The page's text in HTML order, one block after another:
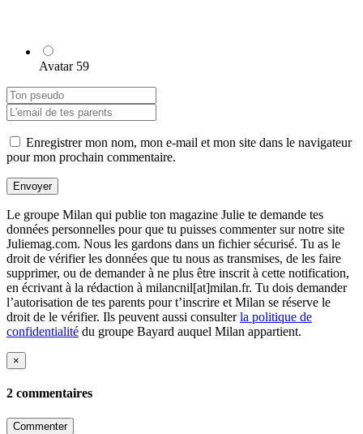
Avatar 59
Enregistrer mon nom, mon e-mail et mon site dans le navigateur
pour mon prochain commentaire.
Envoyer
Le groupe Milan qui publie ton magazine Julie te demande tes
données personnelles pour que tu puisses commenter sur notre site
Juliemag.com. Nous les gardons dans un fichier sécurisé. Tu as le
droit de vérifier les données que tu nous as transmises, de les faire
supprimer, ou de demander à ne plus être inscrit à cette notification,
en écrivant à la rédaction à milancnil[at]milan.fr. Tu dois demander
l’autorisation de tes parents pour t’inscrire et Milan se réserve le
droit de le vérifier. Ils peuvent aussi consulterla politique de
confidentialité du groupe Bayard auquel Milan appartient.
×
2 commentaires
Commenter